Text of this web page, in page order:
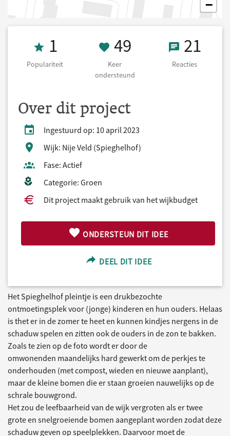
−
Populariteit 1
1
Populariteit
49 Keer
49
Keer
ondersteund
2121
Reacties
Over dit project
Ingestuurd op: 10 april 2023
Wijk: Nije Veld (Spieghelhof)
Fase: Actief
Categorie: Groen
Dit project maakt gebruik van het wijkbudget
ONDERSTEUN DIT IDEE
DEEL DIT IDEE
Het Spieghelhof pleintje is een drukbezochte
ontmoetingsplek voor (jonge) kinderen en hun ouders. Helaas
is thet er in de zomer te heet en kunnen kindjes nergens in de
schaduw spelen en zitten ook de ouders in de zon te bakken.
Zoals te zien op de foto wordt er door de
omwonenden maandelijks hard gewerkt om de perkjes te
onderhouden (met compost, wieden en nieuwe aanplant),
maar de kleine bomen die er staan groeien nauwelijks op de
schrale bouwgrond.
Het zou de leefbaarheid van de wijk vergroten als er twee
grote en snelgroeiende bomen aangeplant worden zodat deze
schaduw geven op speelplekken. Daarvoor moet de